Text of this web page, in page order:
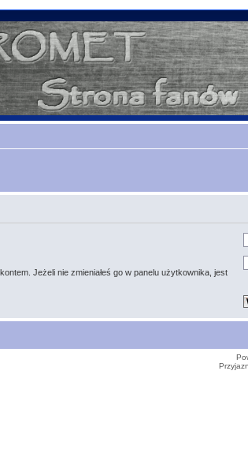
Jeżeli nie zmieniałeś go w panelu użytkownika, jest